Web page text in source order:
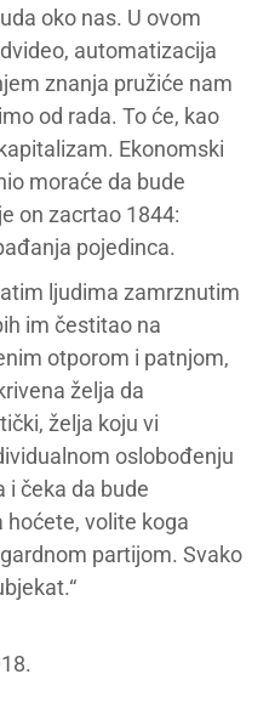
oko nas. U ovom
automatizacija
znanja pružiće nam
od rada. To će, kao
Ekonomski
moraće da bude
on zacrtao 1844:
pojedinca.
ljudima zamrznutim
im čestitao na
otporom i patnjom,
želja da
želja koju vi
oslobođenju
i čeka da bude
volite koga
partijom. Svako